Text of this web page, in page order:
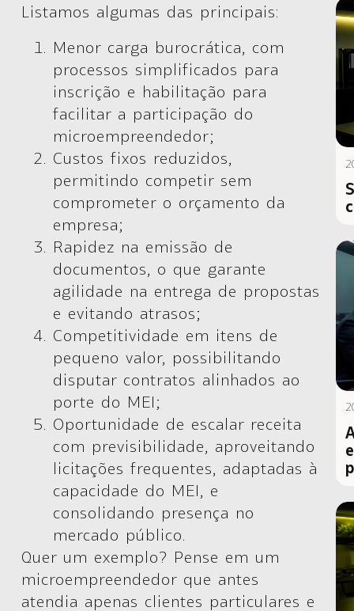
Listamos algumas das principais:
Menor carga burocrática, com
processos simplificados para
inscrição e habilitação para
facilitar a participação do
microempreendedor;
Custos fixos reduzidos,
permitindo competir sem
comprometer o orçamento da
empresa;
Rapidez na emissão de
documentos, o que garante
agilidade na entrega de propostas
e evitando atrasos;
Competitividade em itens de
pequeno valor, possibilitando
disputar contratos alinhados ao
porte do MEI;
Oportunidade de escalar receita
com previsibilidade, aproveitando
licitações frequentes, adaptadas à
capacidade do MEI, e
consolidando presença no
mercado público.
Quer um exemplo? Pense em um
microempreendedor que antes
atendia apenas clientes particulares e